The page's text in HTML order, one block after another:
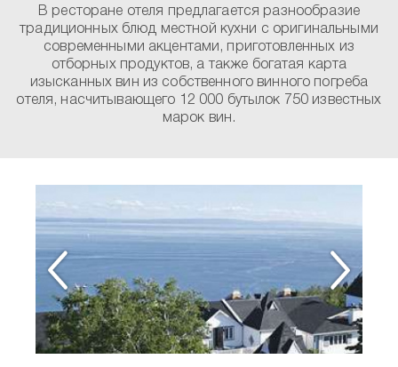
В ресторане отеля предлагается разнообразие
традиционных блюд местной кухни с оригинальными
современными акцентами, приготовленных из
отборных продуктов, а также богатая карта
изысканных вин из собственного винного погреба
отеля, насчитывающего 12 000 бутылок 750 известных
марок вин.